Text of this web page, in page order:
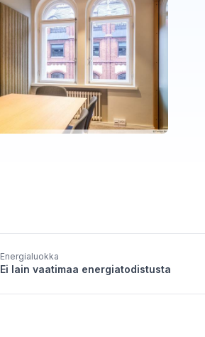
Energialuokka
Ei lain vaatimaa energiatodistusta